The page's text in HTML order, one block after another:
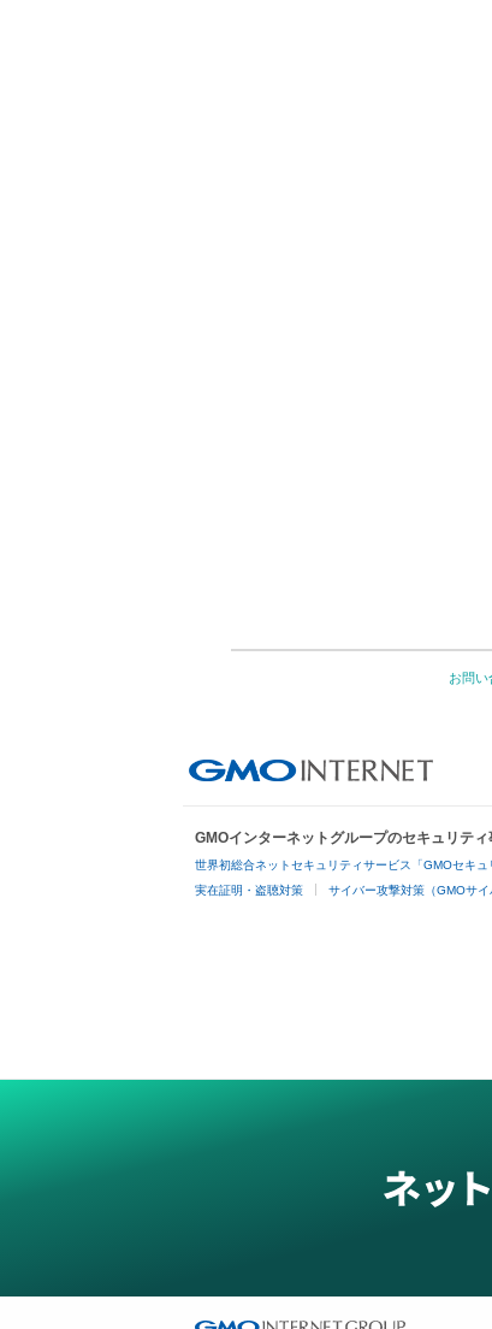
お問い
GMOインターネットグループのセキュリティ
世界初総合ネットセキュリティサービス「GMOセキュ
実在証明・盗聴対策 サイバー攻撃対策（GMOサ